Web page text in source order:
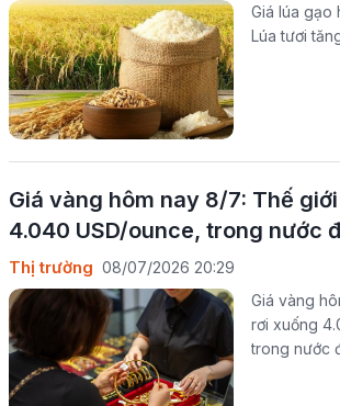
Giá lúa gạo
Lúa tươi
Giá vàng hôm nay 8/7: Thế
4.040 USD/ounce, trong nước
Thị trường 08/07/2026 20:29
Giá vàng
rơi xuống
trong nước